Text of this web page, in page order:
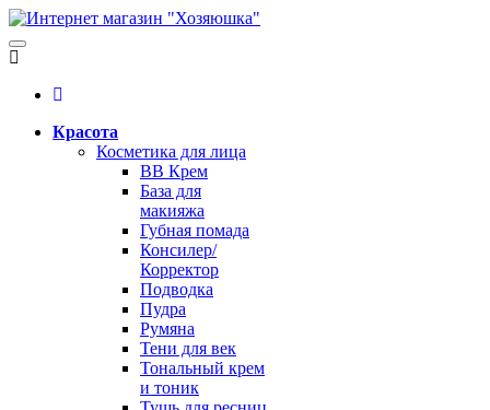
Красота
Косметика для лица
BB Крем
База для
макияжа
Губная помада
Консилер/
Корректор
Подводка
Пудра
Румяна
Тени для век
Тональный крем
и тоник